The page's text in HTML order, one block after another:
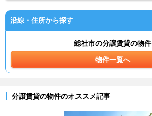
沿線・住所から探す
総社市の分譲賃貸の物件
物件一覧へ
分譲賃貸の物件のオススメ記事